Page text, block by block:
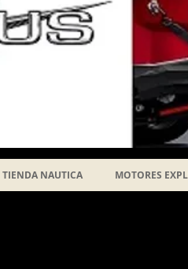
TIENDA NAUTICA MOTORES